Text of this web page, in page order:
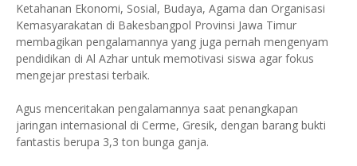
Ketahanan Ekonomi, Sosial, Budaya, Agama dan Organisasi
Kemasyarakatan di Bakesbangpol Provinsi Jawa Timur
membagikan pengalamannya yang juga pernah mengenyam
pendidikan di Al Azhar untuk memotivasi siswa agar fokus
mengejar prestasi terbaik.
Agus menceritakan pengalamannya saat penangkapan
jaringan internasional di Cerme, Gresik, dengan barang bukti
fantastis berupa 3,3 ton bunga ganja.